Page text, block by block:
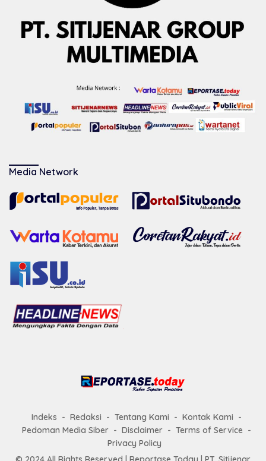
Media Network
Indeks Redaksi Tentang Kami
Kontak Kami
Pedoman Media Siber
Disclaimer
Terms of Service
Privacy Policy